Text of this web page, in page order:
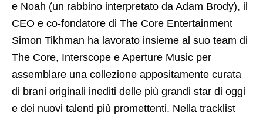
e Noah (un rabbino interpretato da Adam Brody), il
CEO e co-fondatore di The Core Entertainment
Simon Tikhman ha lavorato insieme al suo team di
The Core, Interscope e Aperture Music per
assemblare una collezione appositamente curata
di brani originali inediti delle più grandi star di oggi
e dei nuovi talenti più promettenti. Nella tracklist